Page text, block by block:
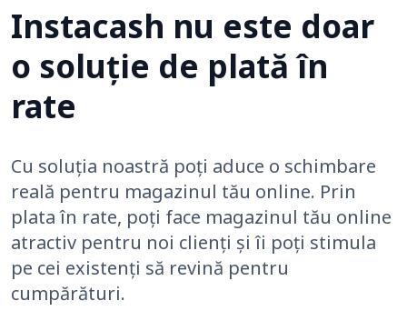
Instacash nu este doar
o soluție de plată în
rate
Cu soluția noastră poți aduce o schimbare
reală pentru magazinul tău online. Prin
plata în rate, poți face magazinul tău online
atractiv pentru noi clienți și îi poți stimula
pe cei existenți să revină pentru
cumpărături.